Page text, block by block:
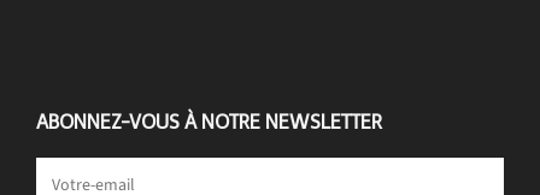
ABONNEZ-VOUS À NOTRE NEWSLETTER